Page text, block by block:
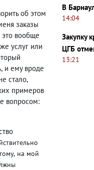
об этом
заказы
это вообще
услуг или
, и ему вроде
стало,
примеров
вопросом:
, на мой
В
14:04
Закупку
ЦГБ
13:21